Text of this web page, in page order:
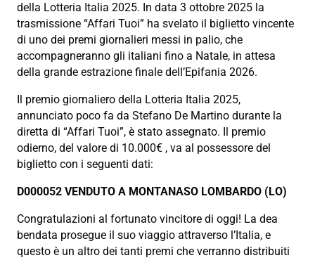
della Lotteria Italia 2025. In data 3 ottobre 2025 la
trasmissione “Affari Tuoi” ha svelato il biglietto vincente
di uno dei premi giornalieri messi in palio, che
accompagneranno gli italiani fino a Natale, in attesa
della grande estrazione finale dell’Epifania 2026.
Il premio giornaliero della Lotteria Italia 2025,
annunciato poco fa da Stefano De Martino durante la
diretta di “Affari Tuoi”, è stato assegnato. Il premio
odierno, del valore di 10.000€ , va al possessore del
biglietto con i seguenti dati:
D000052 VENDUTO A MONTANASO LOMBARDO (LO)
Congratulazioni al fortunato vincitore di oggi! La dea
bendata prosegue il suo viaggio attraverso l’Italia, e
questo è un altro dei tanti premi che verranno distribuiti